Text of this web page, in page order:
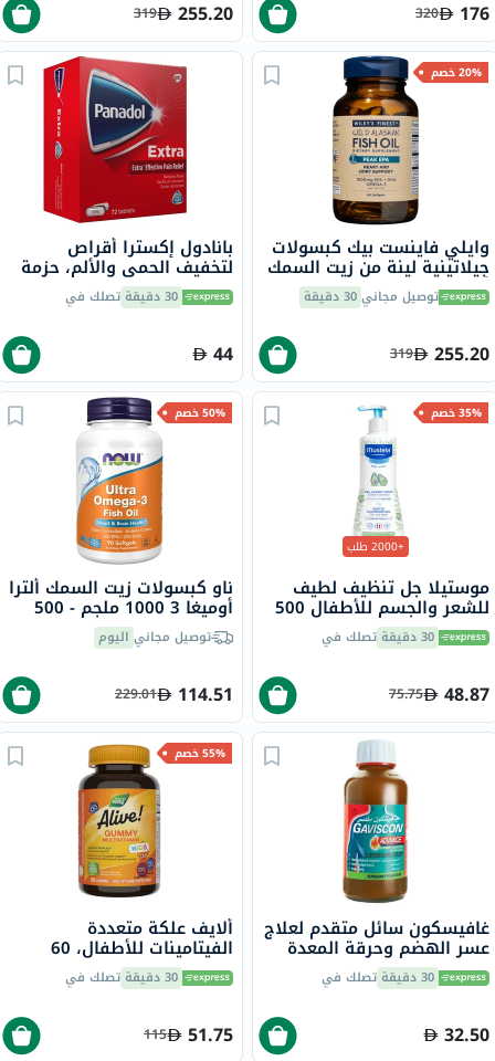
176
320
255.20
319
20% خصم
وايلي فاينست بيك كبسولات
جيلاتينية لينة من زيت السمك
أوميغا 3 بتركيز 1000 ملجم
من حمض إيكوسابنتينويك
توصيل مجاني30 دقيقة
255.20
319
بانادول إكسترا أقراص
لتخفيف الحمى والألم، حزمة
من 72 30 دقيقة تصلك في
44
35% خصم
+2000 طلب
موستيلا جل تنظيف لطيف
للشعر والجسم للأطفال 500
مل 30 دقيقة تصلك في
48.87
75.75
50% خصم
ناو كبسولات زيت السمك ألترا
أوميغا 3 1000 ملجم - 500
ملجم من حمض
الدوكوساهيكسانويك، حزمة
من 90
توصيل مجاني اليوم
114.51
229.01
غافيسكون سائل متقدم لعلاج
عسر الهضم وحرقة المعدة
بنكهة النعناع 300 مل
30 دقيقة تصلك في
32.50
55% خصم
ألايف علكة متعددة
الفيتامينات للأطفال، 60
قطعة 30 دقيقة تصلك في
51.75
115